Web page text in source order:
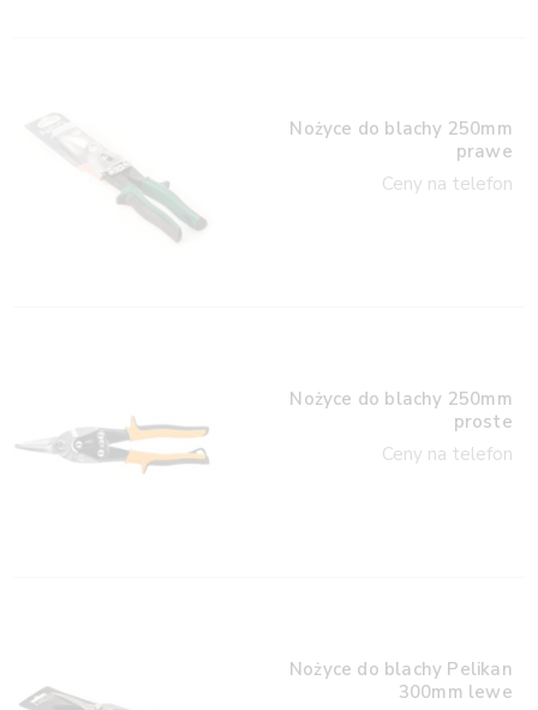
Nożyce do blachy 250mm
prawe
Ceny na telefon
Nożyce do blachy 250mm
proste
Ceny na telefon
Nożyce do blachy Pelikan
300mm lewe